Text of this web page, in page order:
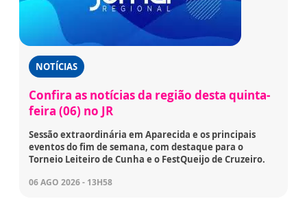
NOTÍCIAS
Confira as notícias da região desta quinta-
feira (06) no JR
Sessão extraordinária em Aparecida e os principais
eventos do fim de semana, com destaque para o
Torneio Leiteiro de Cunha e o FestQueijo de Cruzeiro.
06 AGO 2026 - 13H58